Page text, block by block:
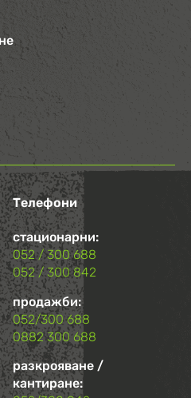
Телефони
стационарни:
052 / 300 688
052 / 300 842
продажби:
052/300 688
0882 300 688
разкрояване /
кантиране: